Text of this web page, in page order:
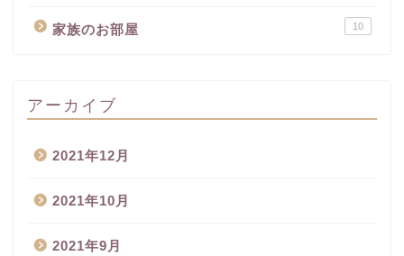
家族のお部屋 10
アーカイブ
2021年12月
2021年10月
2021年9月